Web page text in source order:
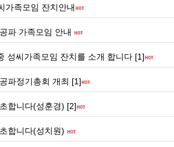
가족모임 잔치안내
파 가족모임 안내
성씨가족모임 잔치를 소개 합니다 [1]
파정기총회 개최 [1]
합니다(성훈경) [2]
합니다(성치원)